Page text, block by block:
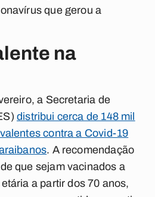
que gerou a
na
a Secretaria de
distribui cerca de 148 mil
contra a Covid-19
. A recomendação
que sejam vacinados a
a partir dos 70 anos,